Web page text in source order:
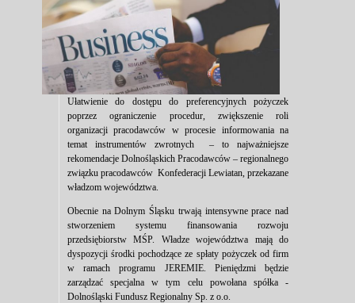
Ułatwienie do dostępu do preferencyjnych pożyczek
poprzez ograniczenie procedur, zwiększenie roli
organizacji pracodawców w procesie informowania na
temat instrumentów zwrotnych – to najważniejsze
rekomendacje Dolnośląskich Pracodawców – regionalnego
związku pracodawców Konfederacji Lewiatan, przekazane
władzom województwa.
Obecnie na Dolnym Śląsku trwają intensywne prace nad
stworzeniem systemu finansowania rozwoju
przedsiębiorstw MŚP. Władze województwa mają do
dyspozycji środki pochodzące ze spłaty pożyczek od firm
w ramach programu JEREMIE. Pieniędzmi będzie
zarządzać specjalna w tym celu powołana spółka -
Dolnośląski Fundusz Regionalny Sp. z o.o.